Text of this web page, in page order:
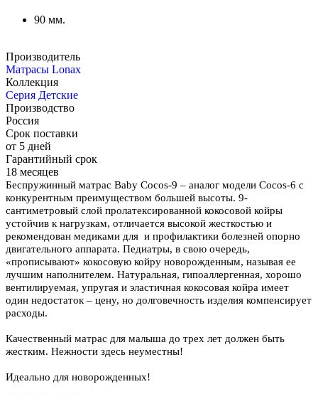
90 мм.
Производитель
Матрасы Lonax
Коллекция
Серия Детские
Производство
Россия
Срок поставки
от 5 дней
Гарантийный срок
18 месяцев
Беспружинный матрас Baby Cocos-9 – аналог модели Cocos-6 с
конкурентным преимуществом большей высоты. 9-
сантиметровый слой пролатексированной кокосовой койры
устойчив к нагрузкам, отличается высокой жесткостью и
рекомендован медиками для и профилактики болезней опорно
двигательного аппарата. Педиатры, в свою очередь,
«прописывают» кокосовую койру новорожденным, называя ее
лучшим наполнителем. Натуральная, гипоаллергенная, хорошо
вентилируемая, упругая и эластичная кокосовая койра имеет
один недостаток – цену, но долговечность изделия компенсирует
расходы.
Качественный матрас для малыша до трех лет должен быть
жестким. Нежности здесь неуместны!
Идеально для новорожденных!